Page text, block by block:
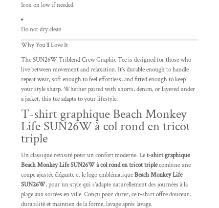
Iron on low if needed
Do not dry clean
Why You’ll Love It
The SUN26W Triblend Crew Graphic Tee is designed for those who
live between movement and relaxation. It’s durable enough to handle
repeat wear, soft enough to feel effortless, and fitted enough to keep
your style sharp. Whether paired with shorts, denim, or layered under
a jacket, this tee adapts to your lifestyle.
T-shirt graphique Beach Monkey
Life SUN26W à col rond en tricot
triple
Un classique revisité pour un confort moderne. Let-shirt graphique
Beach Monkey Life SUN26W à col rond en tricot triplecombine une
coupe ajustée élégante et le logo emblématiqueBeach Monkey Life
SUN26W, pour un style qui s’adapte naturellement des journées à la
plage aux soirées en ville. Conçu pour durer, ce t-shirt offre douceur,
durabilité et maintien de la forme, lavage après lavage.